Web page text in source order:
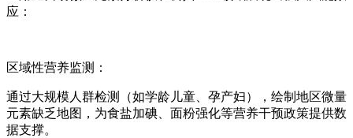
应：
区域性营养监测：
通过大规模人群检测（如学龄儿童、孕产妇），绘制地区微量
元素缺乏地图，为食盐加碘、面粉强化等营养干预政策提供数
据支撑。